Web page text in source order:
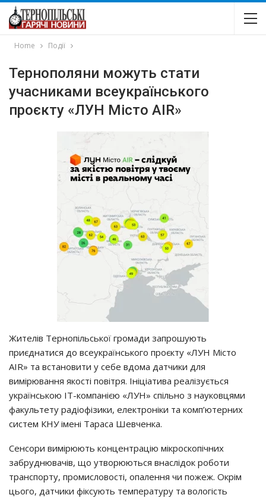
Home Події
Тернополяни можуть стати
учасниками всеукраїнського
проєкту «ЛУН Місто AIR»
Жителів Тернопільської громади запрошують
приєднатися до всеукраїнського проєкту «ЛУН Місто
AIR» та встановити у себе вдома датчики для
вимірювання якості повітря. Ініціатива реалізується
українською IT-компанією «ЛУН» спільно з науковцями
факультету радіофізики, електроніки та комп’ютерних
систем КНУ імені Тараса Шевченка.
Сенсори вимірюють концентрацію мікроскопічних
забруднювачів, що утворюються внаслідок роботи
транспорту, промисловості, опалення чи пожеж. Окрім
цього, датчики фіксують температуру та вологість